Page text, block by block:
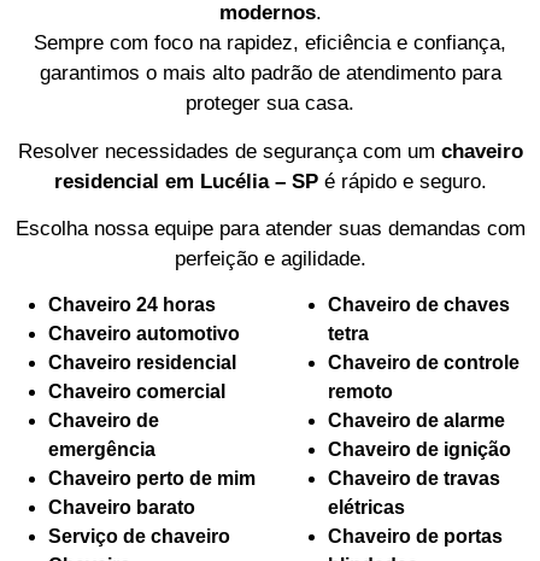
modernos.
Sempre com foco na rapidez, eficiência e confiança,
garantimos o mais alto padrão de atendimento para
proteger sua casa.
Resolver necessidades de segurança com um chaveiro
residencial em Lucélia – SPé rápido e seguro.
Escolha nossa equipe para atender suas demandas com
perfeição e agilidade.
Chaveiro 24 horas
Chaveiro automotivo
Chaveiro residencial
Chaveiro comercial
Chaveiro de
emergência
Chaveiro perto de mim
Chaveiro barato
Serviço de chaveiro
Chaveiro de chaves
tetra
Chaveiro de controle
remoto
Chaveiro de alarme
Chaveiro de ignição
Chaveiro de travas
elétricas
Chaveiro de portas